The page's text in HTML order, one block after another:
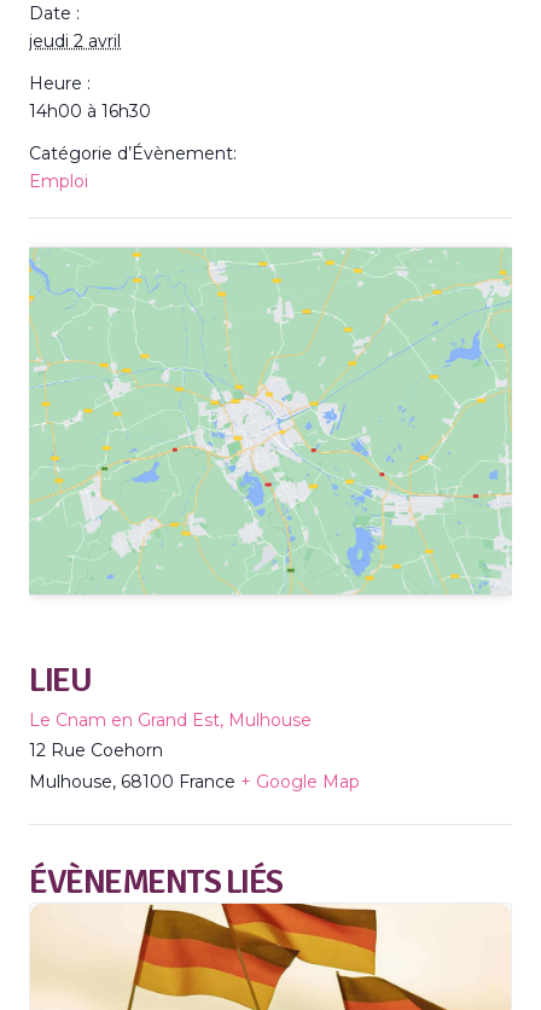
Date :
jeudi 2 avril
Heure :
14h00 à 16h30
Catégorie d’Évènement:
Emploi
LIEU
Le Cnam en Grand Est, Mulhouse
12 Rue Coehorn
Mulhouse, 68100 France + Google Map
ÉVÈNEMENTS LIÉS